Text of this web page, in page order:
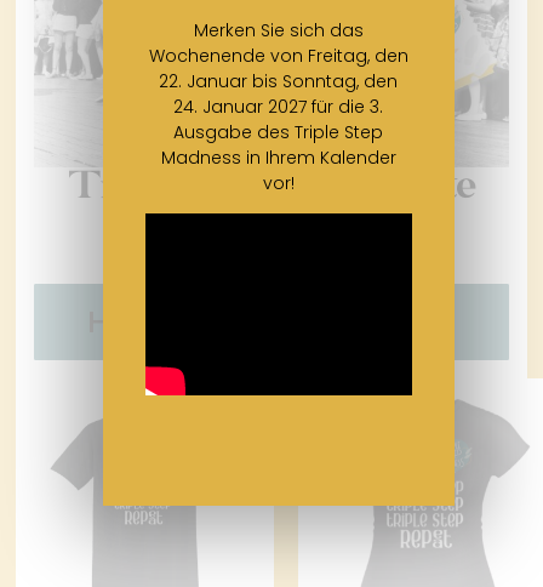
Ticket für die gesamte
Veranstaltung
Merken Sie sich das
Wochenende von Freitag, den
22. Januar bis Sonntag, den
24. Januar 2027 für die 3.
Ausgabe des Triple Step
Madness in Ihrem Kalender
vor!